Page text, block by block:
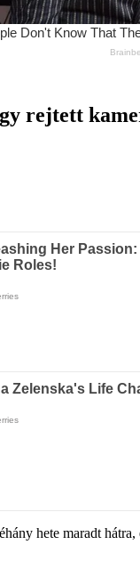
rejtett
hete maradt hátra,